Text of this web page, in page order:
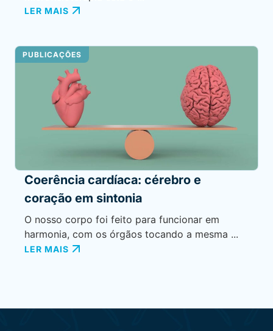
LER MAIS
PUBLICAÇÕES
Coerência cardíaca: cérebro e
coração em sintonia
O nosso corpo foi feito para funcionar em
harmonia, com os órgãos tocando a mesma ...
LER MAIS